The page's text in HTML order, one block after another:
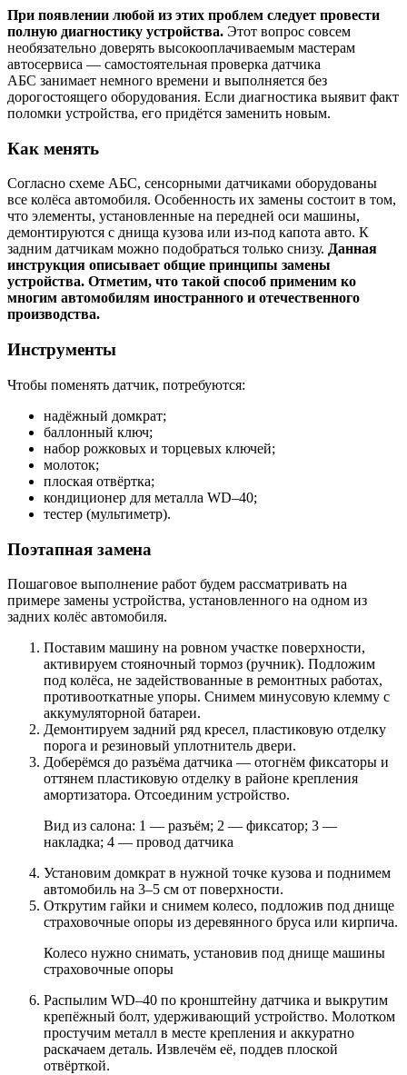
При появлении любой из этих проблем следует провести
полную диагностику устройства. Этот вопрос совсем
необязательно доверять высокооплачиваемым мастерам
автосервиса — самостоятельная проверка датчика
АБС занимает немного времени и выполняется без
дорогостоящего оборудования. Если диагностика выявит факт
поломки устройства, его придётся заменить новым.
Как менять
Согласно схеме АБС, сенсорными датчиками оборудованы
все колёса автомобиля. Особенность их замены состоит в том,
что элементы, установленные на передней оси машины,
демонтируются с днища кузова или из-под капота авто. К
задним датчикам можно подобраться только снизу. Данная
инструкция описывает общие принципы замены
устройства. Отметим, что такой способ применим ко
многим автомобилям иностранного и отечественного
производства.
Инструменты
Чтобы поменять датчик, потребуются:
надёжный домкрат;
баллонный ключ;
набор рожковых и торцевых ключей;
молоток;
плоская отвёртка;
кондиционер для металла WD–40;
тестер (мультиметр).
Поэтапная замена
Пошаговое выполнение работ будем рассматривать на
примере замены устройства, установленного на одном из
задних колёс автомобиля.
Поставим машину на ровном участке поверхности,
активируем стояночный тормоз (ручник). Подложим
под колёса, не задействованные в ремонтных работах,
противооткатные упоры. Снимем минусовую клемму с
аккумуляторной батареи.
Демонтируем задний ряд кресел, пластиковую отделку
порога и резиновый уплотнитель двери.
Доберёмся до разъёма датчика — отогнём фиксаторы и
оттянем пластиковую отделку в районе крепления
амортизатора. Отсоединим устройство.
Вид из салона: 1 — разъём; 2 — фиксатор; 3 —
накладка; 4 — провод датчика
Установим домкрат в нужной точке кузова и поднимем
автомобиль на 3–5 см от поверхности.
Открутим гайки и снимем колесо, подложив под днище
страховочные опоры из деревянного бруса или кирпича.
Колесо нужно снимать, установив под днище машины
страховочные опоры
Распылим WD–40 по кронштейну датчика и выкрутим
крепёжный болт, удерживающий устройство. Молотком
простучим металл в месте крепления и аккуратно
раскачаем деталь. Извлечём её, поддев плоской
отвёрткой.